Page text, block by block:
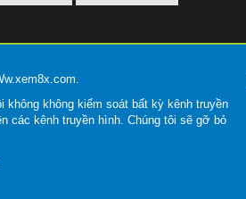
không không kiểm soát bất kỳ kênh truyền
các kênh truyền hình. Chúng tôi sẽ gỡ bỏ